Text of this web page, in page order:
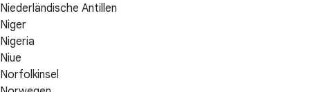
Niederländische Antillen
Niger
Nigeria
Niue
Norfolkinsel